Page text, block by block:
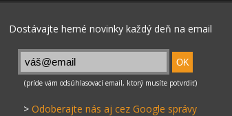
> Odoberajte nás aj cez Google správy